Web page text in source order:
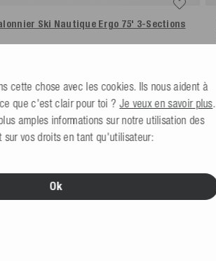
Ski Nautique Ergo 75' 3-Sections
cette chose avec les cookies. Ils nous aident à
que c'est clair pour toi ?Je veux en savoir plus.
amples informations sur notre utilisation des
sur vos droits en tant qu'utilisateur:
Ok